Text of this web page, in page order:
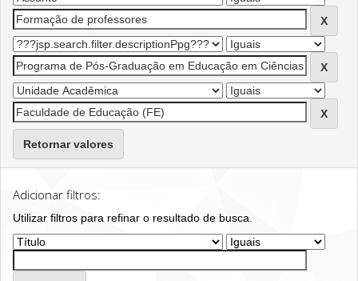
Retornar valores
Adicionar filtros:
Utilizar filtros para refinar o resultado de busca.